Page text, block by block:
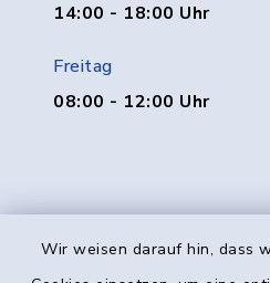
Wir weisen darauf hin, dass
14:00 - 18:00 Uhr
Freitag
08:00 - 12:00 Uhr